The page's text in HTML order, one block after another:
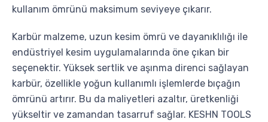
kullanım ömrünü maksimum seviyeye çıkarır.
Karbür malzeme, uzun kesim ömrü ve dayanıklılığı ile
endüstriyel kesim uygulamalarında öne çıkan bir
seçenektir. Yüksek sertlik ve aşınma direnci sağlayan
karbür, özellikle yoğun kullanımlı işlemlerde bıçağın
ömrünü artırır. Bu da maliyetleri azaltır, üretkenliği
yükseltir ve zamandan tasarruf sağlar. KESHN TOOLS